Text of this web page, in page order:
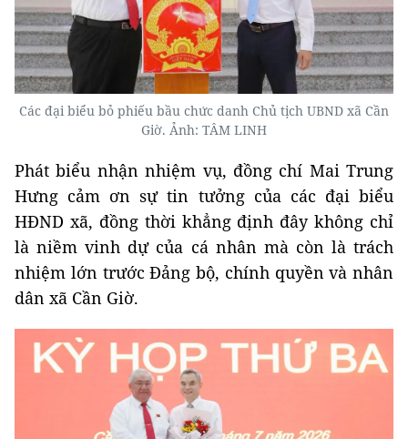
Các đại biểu bỏ phiếu bầu chức danh Chủ tịch UBND xã Cần
Giờ. Ảnh: TÂM LINH
Phát biểu nhận nhiệm vụ, đồng chí Mai Trung
Hưng cảm ơn sự tin tưởng của các đại biểu
HĐND xã, đồng thời khẳng định đây không chỉ
là niềm vinh dự của cá nhân mà còn là trách
nhiệm lớn trước Đảng bộ, chính quyền và nhân
dân xã Cần Giờ.